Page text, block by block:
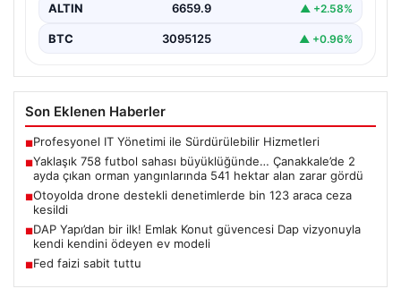
ALTIN 6659.9 ▲ +2.58%
BTC 3095125 ▲ +0.96%
Son Eklenen Haberler
■Profesyonel IT Yönetimi ile Sürdürülebilir Hizmetleri
■Yaklaşık 758 futbol sahası büyüklüğünde… Çanakkale’de 2
ayda çıkan orman yangınlarında 541 hektar alan zarar gördü
■Otoyolda drone destekli denetimlerde bin 123 araca ceza
kesildi
■DAP Yapı’dan bir ilk! Emlak Konut güvencesi Dap vizyonuyla
kendi kendini ödeyen ev modeli
■Fed faizi sabit tuttu